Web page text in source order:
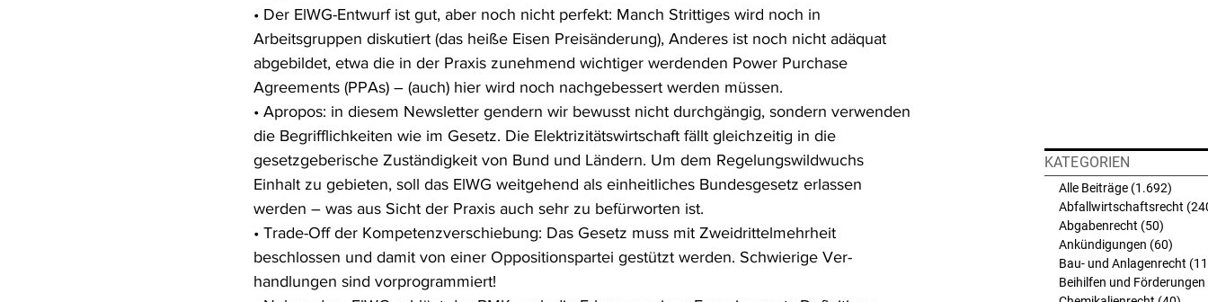
• Der ElWG-Entwurf ist gut, aber noch nicht perfekt: Manch Strittiges wird noch in
Arbeitsgruppen diskutiert (das heiße Eisen Preisänderung), Anderes ist noch nicht adäquat
abgebildet, etwa die in der Praxis zunehmend wichtiger werdenden Power Purchase
Agreements (PPAs) – (auch) hier wird noch nachgebessert werden müssen.
• Apropos: in diesem Newsletter gendern wir bewusst nicht durchgängig, sondern verwenden
die Begrifflichkeiten wie im Gesetz. Die Elektrizitätswirtschaft fällt gleichzeitig in die
gesetzgeberische Zuständigkeit von Bund und Ländern. Um dem Regelungswildwuchs
Einhalt zu gebieten, soll das ElWG weitgehend als einheitliches Bundesgesetz erlassen
werden – was aus Sicht der Praxis auch sehr zu befürworten ist.
• Trade-Off der Kompetenzverschiebung: Das Gesetz muss mit Zweidrittelmehrheit
beschlossen und damit von einer Oppositionspartei gestützt werden. Schwierige Ver-
handlungen sind vorprogrammiert!
Alle Beiträge (1.692)
Abfallwirtschaftsrecht
Abgabenrecht (50)
Ankündigungen (60)
Bau- und Anlagenrecht
Beihilfen und Förderungen
KATEGORIEN